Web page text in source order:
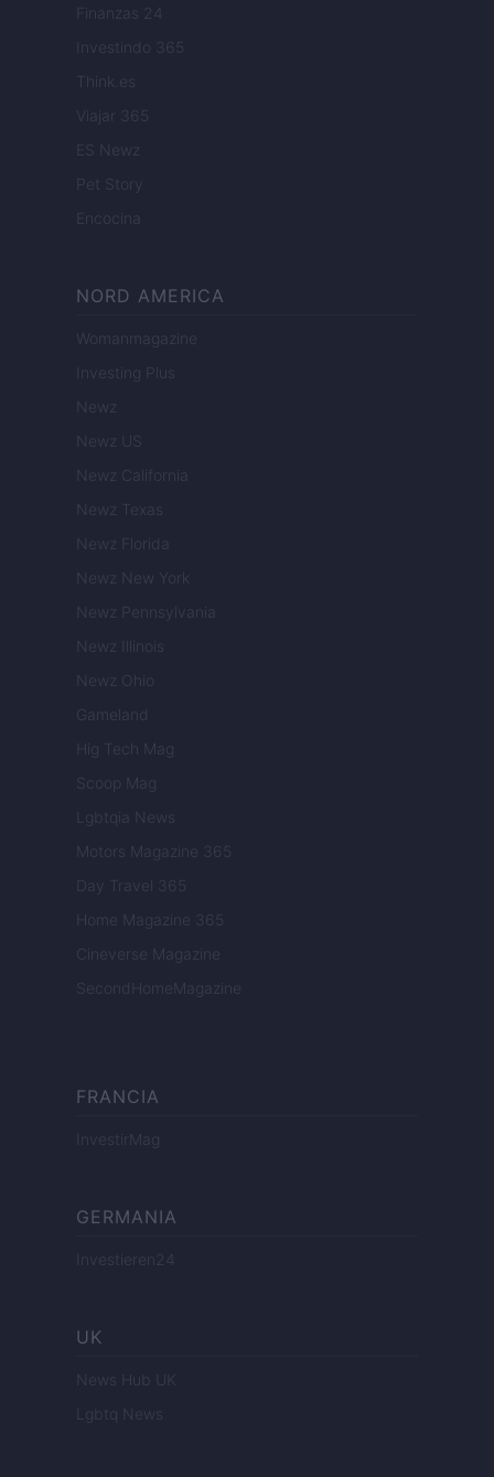
Finanzas 24
Investindo 365
Think.es
Viajar 365
ES Newz
Pet Story
Encocina
NORD AMERICA
Womanmagazine
Investing Plus
Newz
Newz US
Newz California
Newz Texas
Newz Florida
Newz New York
Newz Pennsylvania
Newz Illinois
Newz Ohio
Gameland
Hig Tech Mag
Scoop Mag
Lgbtqia News
Motors Magazine 365
Day Travel 365
Home Magazine 365
Cineverse Magazine
SecondHomeMagazine
FRANCIA
InvestirMag
GERMANIA
Investieren24
UK
News Hub UK
Lgbtq News